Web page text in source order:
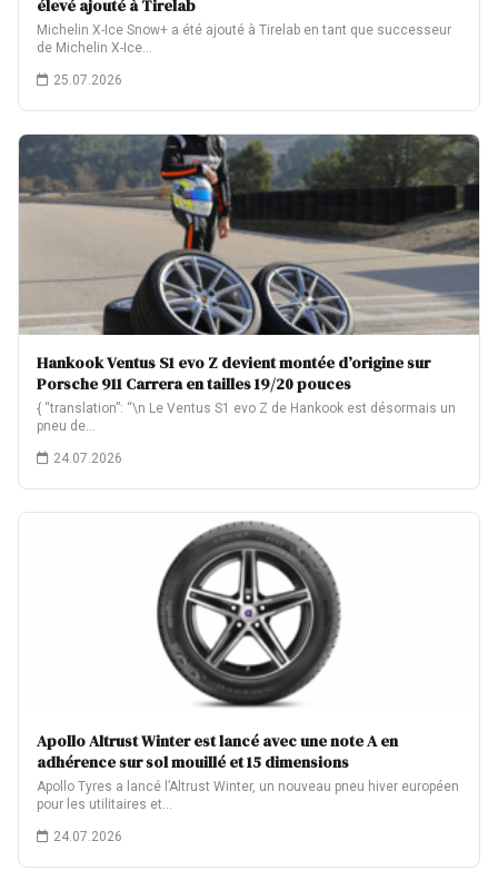
élevé ajouté à Tirelab
Michelin X-Ice Snow+ a été ajouté à Tirelab en tant que successeur
de Michelin X-Ice…
25.07.2026
Hankook Ventus S1 evo Z devient montée d’origine sur
Porsche 911 Carrera en tailles 19/20 pouces
{ “translation”: “\n Le Ventus S1 evo Z de Hankook est désormais un
pneu de…
24.07.2026
Apollo Altrust Winter est lancé avec une note A en
adhérence sur sol mouillé et 15 dimensions
Apollo Tyres a lancé l’Altrust Winter, un nouveau pneu hiver européen
pour les utilitaires et…
24.07.2026